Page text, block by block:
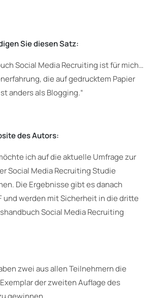
Sie diesen Satz:
Social Media Recruiting ist für mich…
die auf gedrucktem Papier
anders als Blogging.“
des Autors:
ich auf die aktuelle Umfrage zur
Social Media Recruiting Studie
Die Ergebnisse gibt es danach
und werden mit Sicherheit in die dritte
Social Media Recruiting
zwei aus allen Teilnehmern die
der zweiten Auflage des